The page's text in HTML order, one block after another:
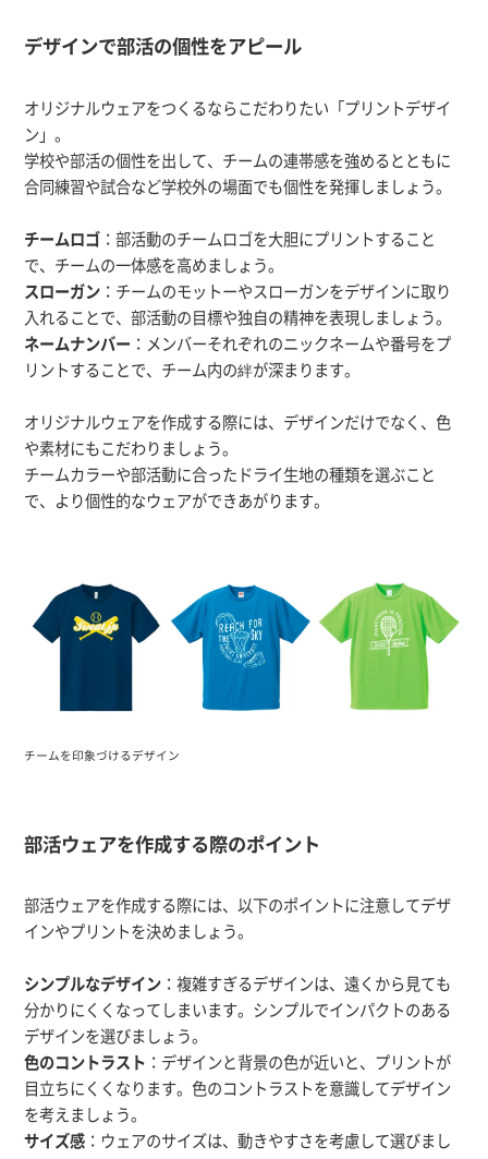
デザインで部活の個性をアピール
オリジナルウェアをつくるならこだわりたい「プリントデザイ
ン」。
学校や部活の個性を出して、チームの連帯感を強めるとともに
合同練習や試合など学校外の場面でも個性を発揮しましょう。
チームロゴ ：部活動のチームロゴを大胆にプリントすること
で、チームの一体感を高めましょう。
スローガン ：チームのモットーやスローガンをデザインに取り
入れることで、部活動の目標や独自の精神を表現しましょう。
ネームナンバー ：メンバーそれぞれのニックネームや番号をプ
リントすることで、チーム内の絆が深まります。
オリジナルウェアを作成する際には、デザインだけでなく、色
や素材にもこだわりましょう。
チームカラーや部活動に合ったドライ生地の種類を選ぶこと
で、より個性的なウェアができあがります。
チームを印象づけるデザイン
部活ウェアを作成する際のポイント
部活ウェアを作成する際には、以下のポイントに注意してデザ
インやプリントを決めましょう。
シンプルなデザイン ：複雑すぎるデザインは、遠くから見ても
分かりにくくなってしまいます。シンプルでインパクトのある
デザインを選びましょう。
色のコントラスト ：デザインと背景の色が近いと、プリントが
目立ちにくくなります。色のコントラストを意識してデザイン
を考えましょう。
サイズ感 ：ウェアのサイズは、動きやすさを考慮して選びまし